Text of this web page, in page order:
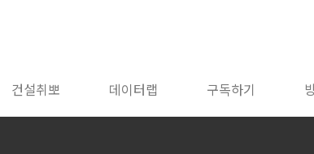
건설취뽀 데이터랩 구독하기